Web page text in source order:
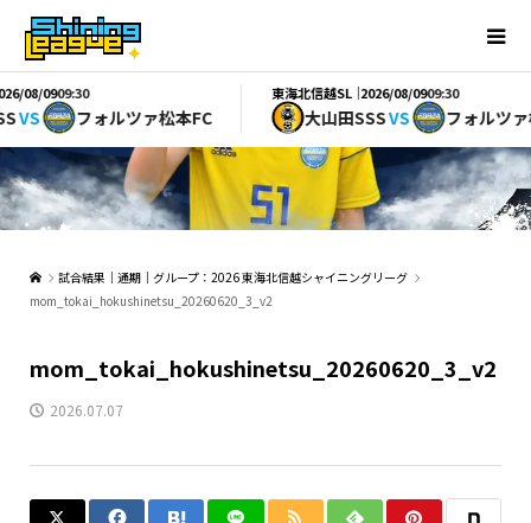
フォルツァ松本FC
東海北信越SL｜2026/08/0909:30
大山田SSSVS フォルツァ松本FC
試合結果｜通期｜グループ：2026 東海北信越シャイニングリーグ
mom_tokai_hokushinetsu_20260620_3_v2
mom_tokai_hokushinetsu_20260620_3_v2
2026.07.07